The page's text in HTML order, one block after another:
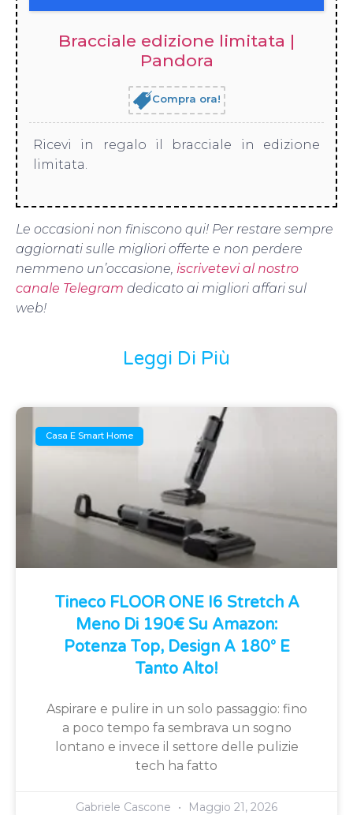
Bracciale edizione limitata |
Pandora
Compra ora!
Ricevi in regalo il bracciale in edizione
limitata.
Le occasioni non finiscono qui! Per restare sempre
aggiornati sulle migliori offerte e non perdere
nemmeno un’occasione, iscrivetevi al nostro
canale Telegram dedicato ai migliori affari sul
web!
Leggi Di Più
Casa E Smart Home
Tineco FLOOR ONE I6 Stretch A
Meno Di 190€ Su Amazon:
Potenza Top, Design A 180° E
Tanto Alto!
Aspirare e pulire in un solo passaggio: fino
a poco tempo fa sembrava un sogno
lontano e invece il settore delle pulizie
tech ha fatto
Gabriele Cascone Maggio 21, 2026